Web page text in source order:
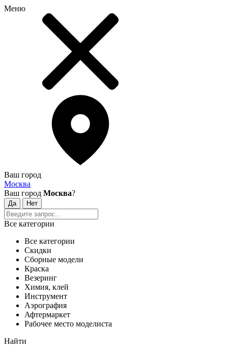
Меню
Ваш город
Москва
Ваш город Москва?
Все категории
Все категории
Скидки
Сборные модели
Краска
Везеринг
Химия, клей
Инструмент
Аэрография
Афтермаркет
Рабочее место моделиста
Найти